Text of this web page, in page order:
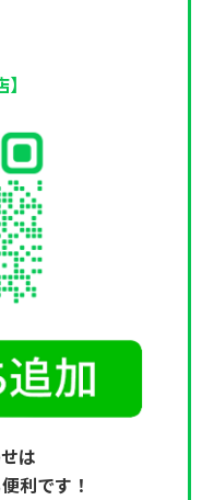
は
利です！